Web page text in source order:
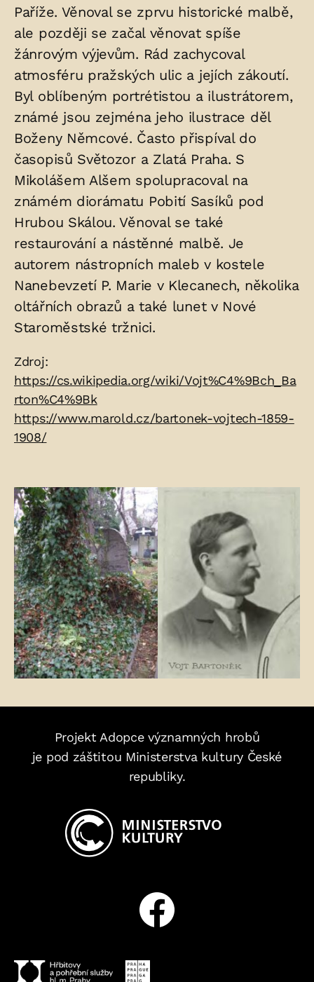
Paříže. Věnoval se zprvu historické malbě,
ale později se začal věnovat spíše
žánrovým výjevům. Rád zachycoval
atmosféru pražských ulic a jejích zákoutí.
Byl oblíbeným portrétistou a ilustrátorem,
známé jsou zejména jeho ilustrace děl
Boženy Němcové. Často přispíval do
časopisů Světozor a Zlatá Praha. S
Mikolášem Alšem spolupracoval na
známém diorámatu Pobití Sasíků pod
Hrubou Skálou. Věnoval se také
restaurování a nástěnné malbě. Je
autorem nástropních maleb v kostele
Nanebevzetí P. Marie v Klecanech, několika
oltářních obrazů a také lunet v Nové
Staroměstské tržnici.
Zdroje:
Zdroj:
https://cs.wikipedia.org/wiki/Vojt%C4%9Bch_Ba
rton%C4%9Bk
https://www.marold.cz/bartonek-vojtech-1859-
1908/
Fotogalerie:
Projekt Adopce významných hrobů
je pod záštitou Ministerstva kultury České
republiky.
Facebook